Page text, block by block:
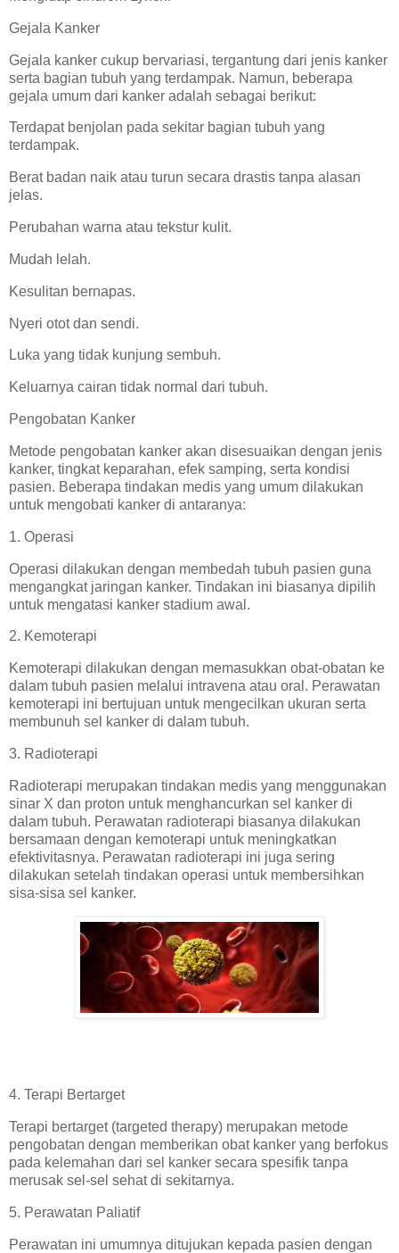
Gejala Kanker
Gejala kanker cukup bervariasi, tergantung dari jenis kanker
serta bagian tubuh yang terdampak. Namun, beberapa
gejala umum dari kanker adalah sebagai berikut:
Terdapat benjolan pada sekitar bagian tubuh yang
terdampak.
Berat badan naik atau turun secara drastis tanpa alasan
jelas.
Perubahan warna atau tekstur kulit.
Mudah lelah.
Kesulitan bernapas.
Nyeri otot dan sendi.
Luka yang tidak kunjung sembuh.
Keluarnya cairan tidak normal dari tubuh.
Pengobatan Kanker
Metode pengobatan kanker akan disesuaikan dengan jenis
kanker, tingkat keparahan, efek samping, serta kondisi
pasien. Beberapa tindakan medis yang umum dilakukan
untuk mengobati kanker di antaranya:
1. Operasi
Operasi dilakukan dengan membedah tubuh pasien guna
mengangkat jaringan kanker. Tindakan ini biasanya dipilih
untuk mengatasi kanker stadium awal.
2. Kemoterapi
Kemoterapi dilakukan dengan memasukkan obat-obatan ke
dalam tubuh pasien melalui intravena atau oral. Perawatan
kemoterapi ini bertujuan untuk mengecilkan ukuran serta
membunuh sel kanker di dalam tubuh.
3. Radioterapi
Radioterapi merupakan tindakan medis yang menggunakan
sinar X dan proton untuk menghancurkan sel kanker di
dalam tubuh. Perawatan radioterapi biasanya dilakukan
bersamaan dengan kemoterapi untuk meningkatkan
efektivitasnya. Perawatan radioterapi ini juga sering
dilakukan setelah tindakan operasi untuk membersihkan
sisa-sisa sel kanker.
4. Terapi Bertarget
Terapi bertarget (targeted therapy) merupakan metode
pengobatan dengan memberikan obat kanker yang berfokus
pada kelemahan dari sel kanker secara spesifik tanpa
merusak sel-sel sehat di sekitarnya.
5. Perawatan Paliatif
Perawatan ini umumnya ditujukan kepada pasien dengan